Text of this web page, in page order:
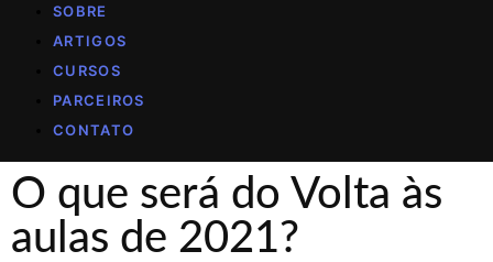
SOBRE
ARTIGOS
CURSOS
PARCEIROS
CONTATO
O que será do Volta às
aulas de 2021?